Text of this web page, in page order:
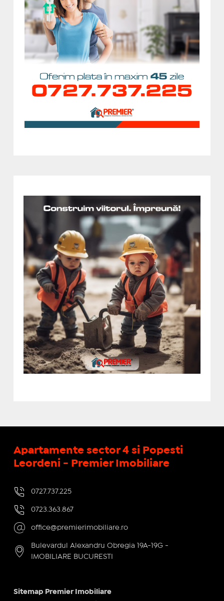
Apartamente sector 4 si Popesti
Leordeni - Premier Imobiliare
0727.737.225
0723.363.867
office@premierimobiliare.ro
Bulevardul Alexandru Obregia 19A-19G -
IMOBILIARE BUCURESTI
Sitemap Premier Imobiliare